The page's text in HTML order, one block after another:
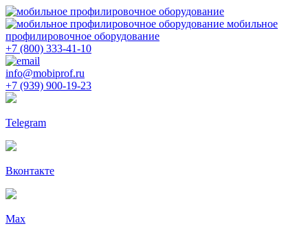
мобильное
профилировочное оборудование
+7 (800) 333-41-10
info@mobiprof.ru
+7 (939) 900-19-23
Telegram
Вконтакте
Max